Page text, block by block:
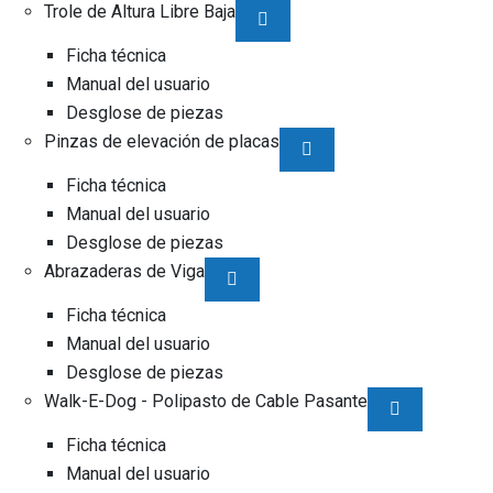
Trole de Altura Libre Baja
Ficha técnica
Manual del usuario
Desglose de piezas
Pinzas de elevación de placas
Ficha técnica
Manual del usuario
Desglose de piezas
Abrazaderas de Viga
Ficha técnica
Manual del usuario
Desglose de piezas
Walk-E-Dog - Polipasto de Cable Pasante
Ficha técnica
Manual del usuario